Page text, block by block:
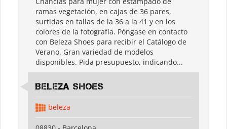
ramas vegetación, en cajas de 36 pares,
surtidas en tallas de la 36 a la 41 y en los
colores de la fotografía. Póngase en contacto
con Beleza Shoes para recibir el Catálogo de
Verano. Gran variedad de modelos
disponibles. Pida presupuesto, indicando...
Beleza shoes
beleza